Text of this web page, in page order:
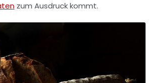
zum Ausdruck kommt.